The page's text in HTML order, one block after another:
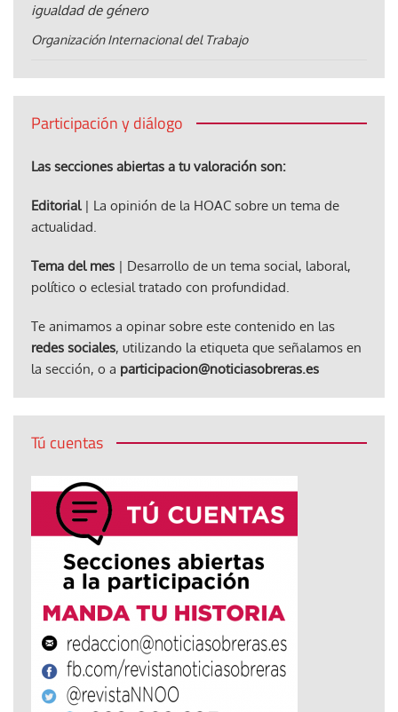
igualdad de género
Organización Internacional del Trabajo
Participación y diálogo
Las secciones abiertas a tu valoración son:
Editorial| La opinión de la HOAC sobre un tema de
actualidad.
Tema del mes | Desarrollo de un tema social, laboral,
político o eclesial tratado con profundidad.
Te animamos a opinar sobre este contenido en las
redes sociales, utilizando la etiqueta que señalamos en
la sección, o a participacion@noticiasobreras.es
Tú cuentas